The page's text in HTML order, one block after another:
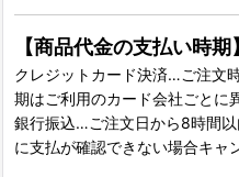
【商品代金の支払い時期】
クレジットカード決済…ご注文
期はご利用のカード会社ごとに
銀行振込…ご注文日から8時間
に支払が確認できない場合キャ